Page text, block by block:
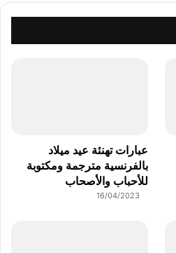
عبارات تهنئة عيد ميلاد
بالفرنسية مترجمة ومكتوبة
للأحباب والأصحاب
16/04/2023